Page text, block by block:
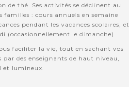
de thé. Ses activités se déclinent au
familles : cours annuels en semaine
pendant les vacances scolaires, et
(occasionnellement le dimanche).
faciliter la vie, tout en sachant vos
par des enseignants de haut niveau,
et lumineux.